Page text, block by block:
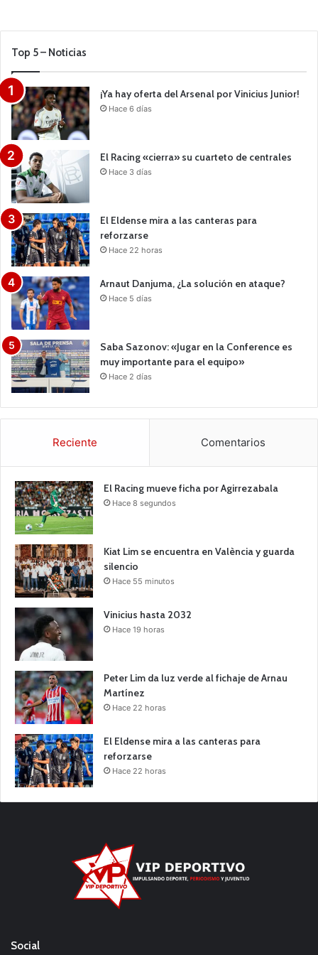
Top 5 – Noticias
¡Ya hay oferta del Arsenal por Vinicius Junior!
Hace 6 días
El Racing «cierra» su cuarteto de centrales
Hace 3 días
El Eldense mira a las canteras para
reforzarse
Hace 22 horas
Arnaut Danjuma, ¿La solución en ataque?
Hace 5 días
Saba Sazonov: «Jugar en la Conference es
muy importante para el equipo»
Hace 2 días
Reciente Comentarios
El Racing mueve ficha por Agirrezabala
Hace 8 segundos
Kiat Lim se encuentra en València y guarda
silencio
Hace 55 minutos
Vinicius hasta 2032
Hace 19 horas
Peter Lim da luz verde al fichaje de Arnau
Martínez
Hace 22 horas
El Eldense mira a las canteras para
reforzarse
Hace 22 horas
Social